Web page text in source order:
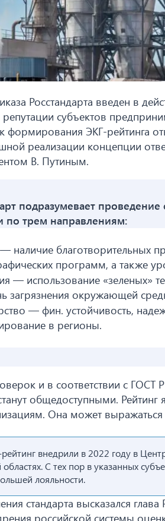
Росстандарта введен в
субъектов
формирования ЭКГ-рейтинга
реализации концепции
В. Путиным.
подразумевает
по трем направлениям:
наличие благотворительных
программ, а также
— использование «зеленых»
загрязнения окружающей
— фин. устойчивость,
в регионы.
и в соответствии с ГОСТ
общедоступными.
Она может
внедрили в 2022 году в
С тех пор в указанных
лояльности.
стандарта высказался